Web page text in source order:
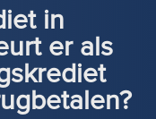
in
er als